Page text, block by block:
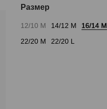
Размер
12/10 M 14/12 M 16/14 M
22/20 M
22/20 L